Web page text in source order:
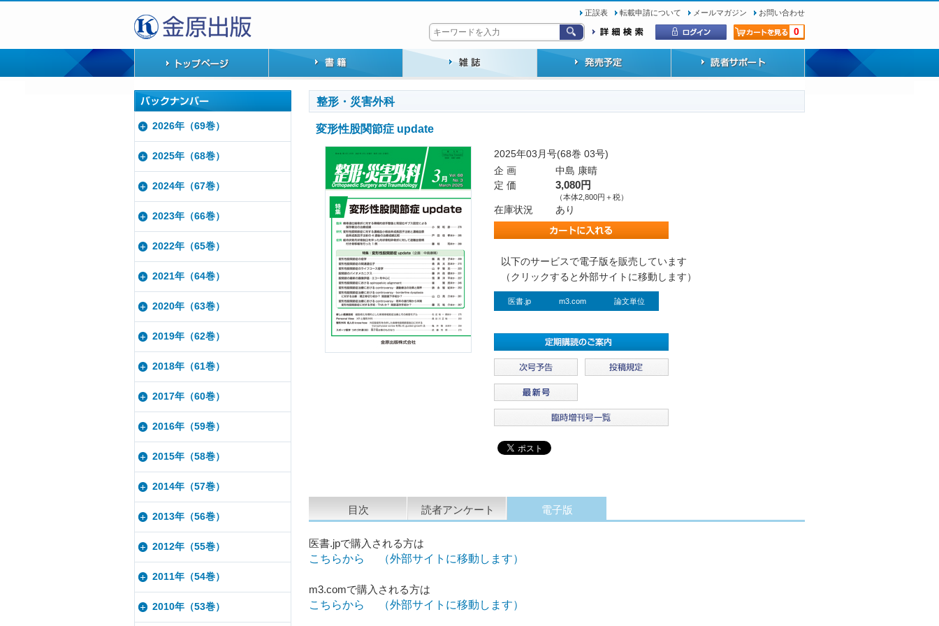
正誤表 転載申請について メールマガジン お問い合わせ
0
整形・災害外科
変形性股関節症 update
2025年03月号(68巻 03号)
企 画
中島 康晴
定 価
3,080円
（本体2,800円＋税）
在庫状況 あり
以下のサービスで電子版を販売しています
（クリックすると外部サイトに移動します）
医書.jp m3.com 論文単位
目次 読者アンケート 電子版
医書.jpで購入される方は
こちらから （外部サイトに移動します）
m3.comで購入される方は
こちらから （外部サイトに移動します）
2026年（69巻）
2025年（68巻）
2024年（67巻）
2023年（66巻）
2022年（65巻）
2021年（64巻）
2020年（63巻）
2019年（62巻）
2018年（61巻）
2017年（60巻）
2016年（59巻）
2015年（58巻）
2014年（57巻）
2013年（56巻）
2012年（55巻）
2011年（54巻）
2010年（53巻）